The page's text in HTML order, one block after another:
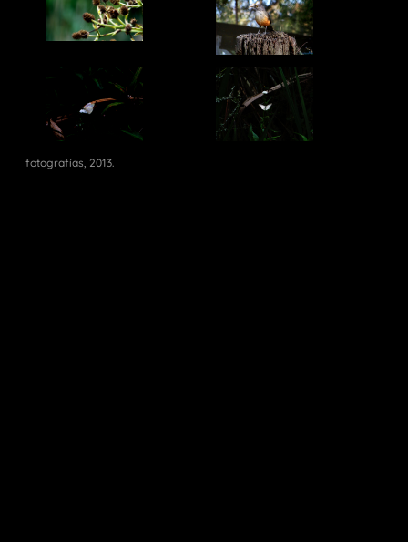
fotografías, 2013.